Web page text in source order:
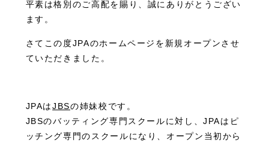
平素は格別のご高配を賜り、誠にありがとうござい
ます。
さてこの度JPAのホームページを新規オープンさせ
ていただきました。
JPAはJBSの姉妹校です。
JBSのバッティング専門スクールに対し、JPAはピ
ッチング専門のスクールになり、オープン当初から